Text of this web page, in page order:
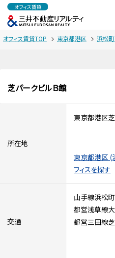
オフィス賃貸
オフィス賃貸TOP 東京都港区 浜松町
芝パークビルＢ館
所在地
東京都港区
東京都港区 (
フィスを探す
交通
山手線浜松
都営浅草線
都営三田線